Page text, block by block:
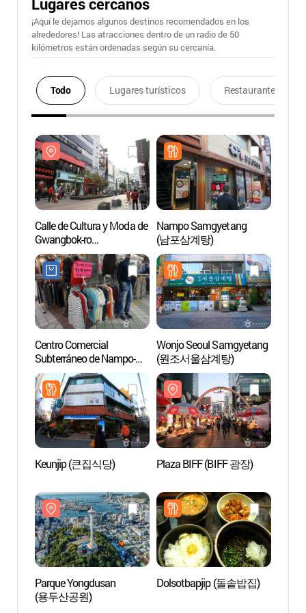
¡Aquí le dejamos algunos destinos recomendados en los
alrededores! Las atracciones dentro de un radio de 50
kilómetros están ordenadas según su cercanía.
Todo Lugares turísticos Restaurantes
Calle de Cultura y Moda de
Gwangbok-ro
(광복로문화패션거리)
Nampo Samgyetang
(남포삼계탕)
Centro Comercial
Subterráneo de Nampo-
dong (남포동 지하도상가)
Wonjo Seoul Samgyetang
(원조서울삼계탕)
Keunjip (큰집식당) Plaza BIFF (BIFF 광장)
Parque Yongdusan
(용두산공원)
Dolsotbapjip (돌솥밥집)